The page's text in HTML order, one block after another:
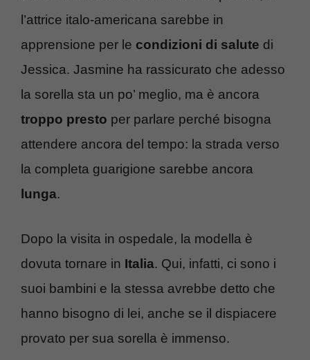
l’attrice italo-americana sarebbe in
apprensione per le condizioni di salute di
Jessica. Jasmine ha rassicurato che adesso
la sorella sta un po’ meglio, ma è ancora
troppo presto per parlare perché bisogna
attendere ancora del tempo: la strada verso
la completa guarigione sarebbe ancora
lunga.
Dopo la visita in ospedale, la modella è
dovuta tornare in Italia. Qui, infatti, ci sono i
suoi bambini e la stessa avrebbe detto che
hanno bisogno di lei, anche se il dispiacere
provato per sua sorella è immenso.